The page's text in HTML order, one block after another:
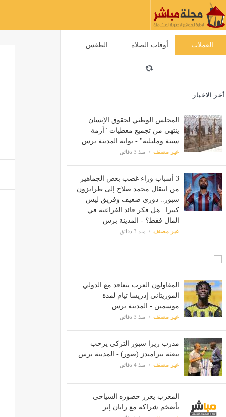
العملات أوقات الصلاة الطقس
أخر الاخبار
المجلس الوطني لحقوق الإنسان
ينتهي من تجميع معطيات "أزمة
سبتة ومليلية" - بوابة المدينة برس
غير مصنف منذ 3 دقائق
3 أسباب وراء غضب بعض الجماهير
من انتقال محمد صلاح إلى طرابزون
سبور.. دوري ضعيف وفريق ليس
كبيرا.. هل فكر قائد الفراعنة في
المال فقط؟ - المدينة برس
غير مصنف منذ 3 دقائق
المقاولون العرب يتعاقد مع الدولي
الموريتاني إدريسا تيام لمدة
موسمين - المدينة برس
غير مصنف منذ 3 دقائق
مدرب ريزا سبور التركي يرحب
ببعثة بيراميدز (صور) - المدينة برس
غير مصنف منذ 4 دقائق
المغرب يعزز حضوره السياحي
بأضخم شراكة مع رايان إير